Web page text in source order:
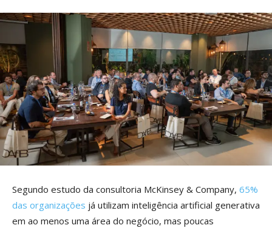
Segundo estudo da consultoria McKinsey & Company, 65%
das organizações já utilizam inteligência artificial generativa
em ao menos uma área do negócio, mas poucas